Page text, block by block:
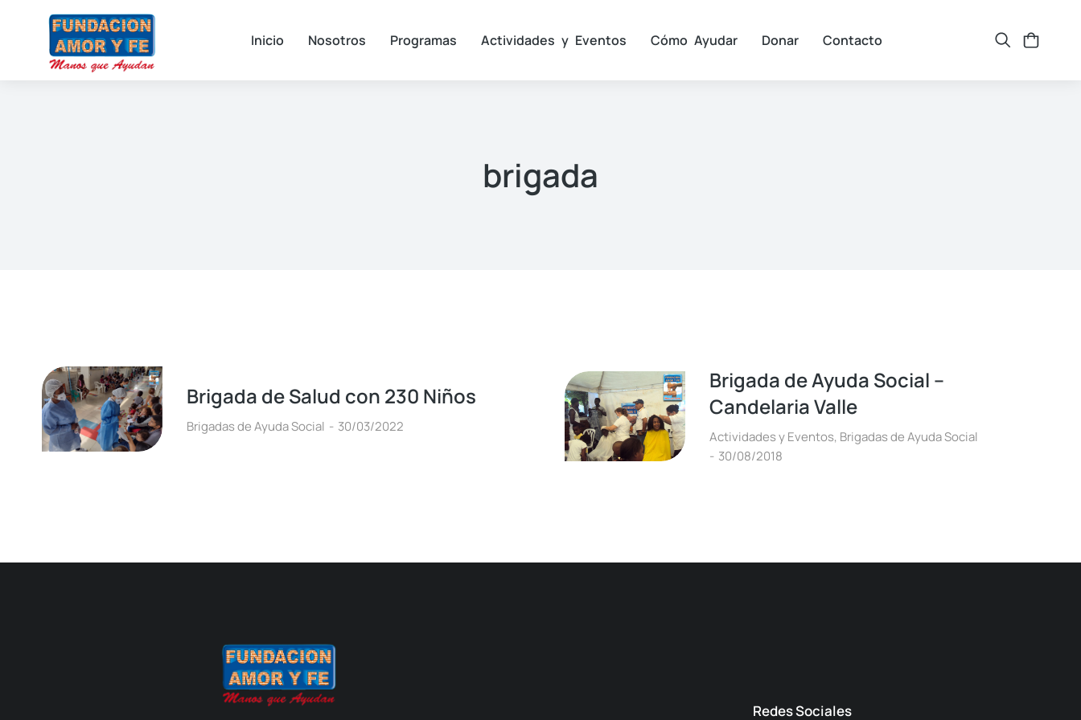
Inicio Nosotros Programas Actividades y Eventos Cómo Ayudar Donar Contacto
brigada
Brigada de Salud con 230 Niños
Brigadas de Ayuda Social 30/03/2022
Brigada de Ayuda Social –
Candelaria Valle
Actividades y Eventos, Brigadas de Ayuda Social
30/08/2018
Redes Sociales